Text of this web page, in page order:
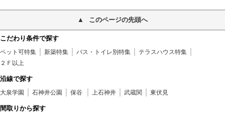
このページの先頭へ
こだわり条件で探す
ペット可特集 新築特集 バス・トイレ別特集
テラスハウス特集
２Ｆ以上
沿線で探す
大泉学園 石神井公園 保谷 上石神井 武蔵関 東伏見
間取りから探す